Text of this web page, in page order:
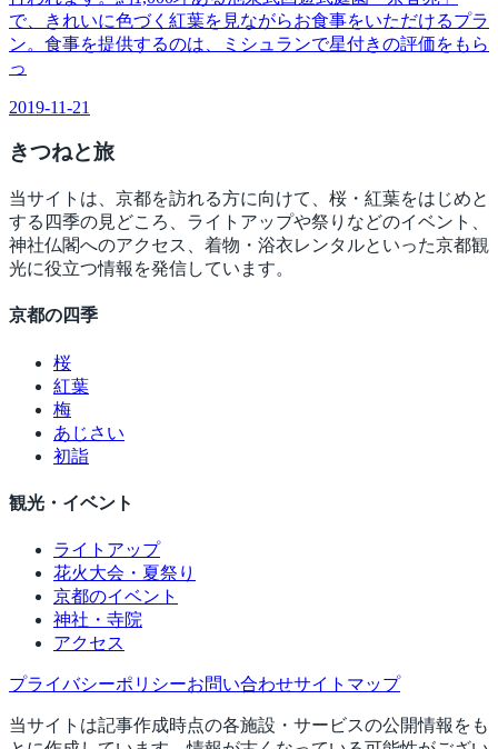
で、きれいに色づく紅葉を見ながらお食事をいただけるプラ
ン。食事を提供するのは、ミシュランで星付きの評価をもら
っ
2019-11-21
きつねと旅
当サイトは、京都を訪れる方に向けて、桜・紅葉をはじめと
する四季の見どころ、ライトアップや祭りなどのイベント、
神社仏閣へのアクセス、着物・浴衣レンタルといった京都観
光に役立つ情報を発信しています。
京都の四季
桜
紅葉
梅
あじさい
初詣
観光・イベント
ライトアップ
花火大会・夏祭り
京都のイベント
神社・寺院
アクセス
プライバシーポリシーお問い合わせサイトマップ
当サイトは記事作成時点の各施設・サービスの公開情報をも